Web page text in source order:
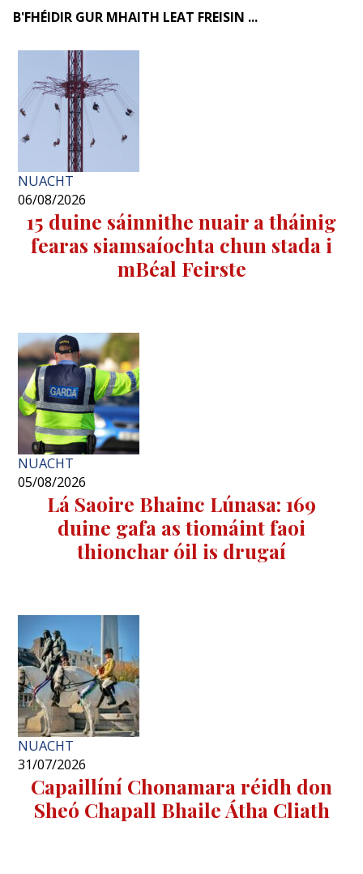
B'FHÉIDIR GUR MHAITH LEAT FREISIN ...
NUACHT
06/08/2026
15 duine sáinnithe nuair a tháinig
fearas siamsaíochta chun stada i
mBéal Feirste
NUACHT
05/08/2026
Lá Saoire Bhainc Lúnasa: 169
duine gafa as tiomáint faoi
thionchar óil is drugaí
NUACHT
31/07/2026
Capaillíní Chonamara réidh don
Sheó Chapall Bhaile Átha Cliath